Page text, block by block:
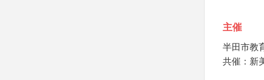
主催
半田市教
共催：新